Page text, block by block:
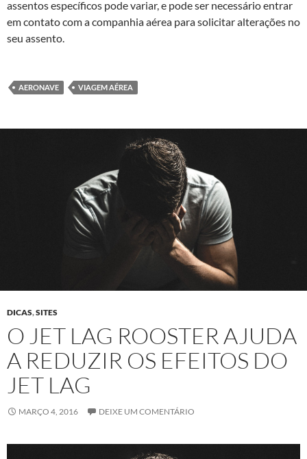
assentos específicos pode variar, e pode ser necessário entrar
em contato com a companhia aérea para solicitar alterações no
seu assento.
AERONAVE VIAGEM AÉREA
DICAS,SITES
O JET LAG ROOSTER AJUDA
A REDUZIR OS EFEITOS DO
JET LAG
MARÇO 4, 2016 DEIXE UM COMENTÁRIO